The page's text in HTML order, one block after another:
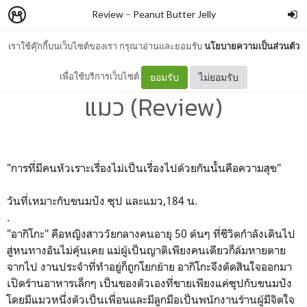
เราใช้คุ๊กกี้บนเว็บไซต์ของเรา กรุณาอ่านและยอมรับนโยบายความเป็นส่วนตัว
เพื่อใช้บริการเว็บไซต์ ยอมรับ ไม่ยอมรับ
Review– Peanut Butter Jelly
วันที่เหมาะกับขนมปัง ซุป และ
แมว (Review)
"การที่มีคนหัวเราะเรื่องไม่เป็นเรื่องไปด้วยกันนั้นคือความสุข"
วันที่เหมาะกับขนมปัง ซุป และแมว,184 น.
.
"อากิโกะ" คือหญิงสาววัยกลางคนอายุ 50 ต้นๆ ที่ชีวิตกำลังเดินไป
สู่หนทางอันไม่คุ้นเคย แม่ผู้เป็นญาติเพียงคนเดียวก็ล้มหายตาย
จากไป งานประจำที่ทำอยู่ก็ถูกโยกย้าย อากิโกะจึงตัดสินใจออกมา
เปิดร้านอาหารเล็กๆ เป็นของตัวเองที่ขายเพียงแค่ซุปกับขนมปัง
โดยมีแมวหนึ่งตัวเป็นเพื่อนและมีลูกมือเป็นพนักงานร้านผู้มีจิตใจ